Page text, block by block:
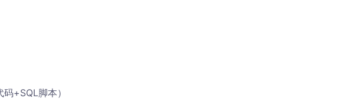
+SQL脚本）